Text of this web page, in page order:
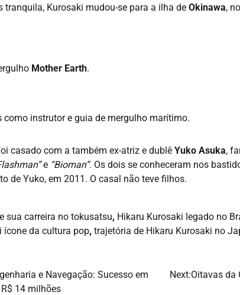
tranquila, Kurosaki mudou-se para a ilha de Okinawa,
Mother Earth.
como instrutor e guia de mergulho marítimo.
casado com a também ex-atriz e dublê Yuko Asuka,
e “Bioman”. Os dois se conheceram nos
de Yuko, em 2011. O casal não teve filhos.
sua carreira no tokusatsu, Hikaru Kurosaki legado no
ícone da cultura pop, trajetória de Hikaru Kurosaki no
e Navegação: Sucesso em
14 milhões
Next:Oitavas da